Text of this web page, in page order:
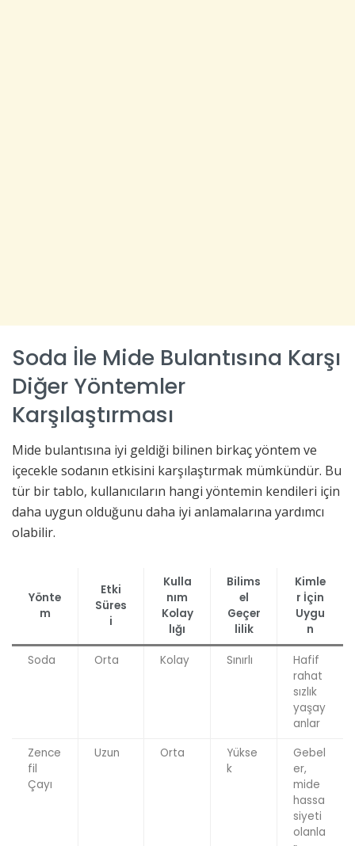
Soda İle Mide Bulantısına Karşı
Diğer Yöntemler
Karşılaştırması
Mide bulantısına iyi geldiği bilinen birkaç yöntem ve
içecekle sodanın etkisini karşılaştırmak mümkündür. Bu
tür bir tablo, kullanıcıların hangi yöntemin kendileri için
daha uygun olduğunu daha iyi anlamalarına yardımcı
olabilir.
Yönte
m
Etki
Süres
i
Kulla
nım
Kolay
lığı
Bilims
el
Geçer
lilik
Kimle
r İçin
Uygu
n
Soda Orta Kolay Sınırlı
Hafif
rahat
sızlık
yaşay
anlar
Zence
fil
Çayı
Uzun Orta
Yükse
k
Gebel
er,
mide
hassa
siyeti
olanla